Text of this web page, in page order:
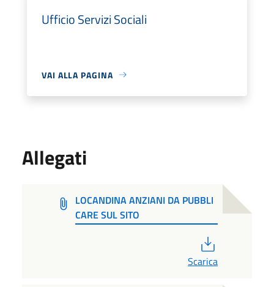
Ufficio Servizi Sociali
VAI ALLA PAGINA
Allegati
LOCANDINA ANZIANI DA PUBBLI
CARE SUL SITO
Scarica